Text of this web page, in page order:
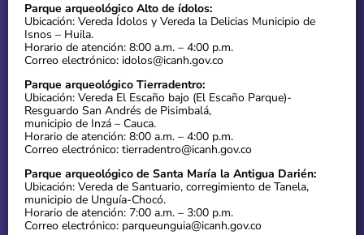
Parque arqueológico Alto de ídolos:
Ubicación: Vereda Ídolos y Vereda la Delicias Municipio de
Isnos – Huila.
Horario de atención: 8:00 a.m. – 4:00 p.m.
Correo electrónico: idolos@icanh.gov.co
Parque arqueológico Tierradentro:
Ubicación: Vereda El Escaño bajo (El Escaño Parque)-
Resguardo San Andrés de Pisimbalá,
municipio de Inzá – Cauca.
Horario de atención: 8:00 a.m. – 4:00 p.m.
Correo electrónico: tierradentro@icanh.gov.co
Parque arqueológico de Santa María la Antigua Darién:
Ubicación: Vereda de Santuario, corregimiento de Tanela,
municipio de Unguía-Chocó.
Horario de atención: 7:00 a.m. – 3:00 p.m.
Correo electrónico: parqueunguia@icanh.gov.co